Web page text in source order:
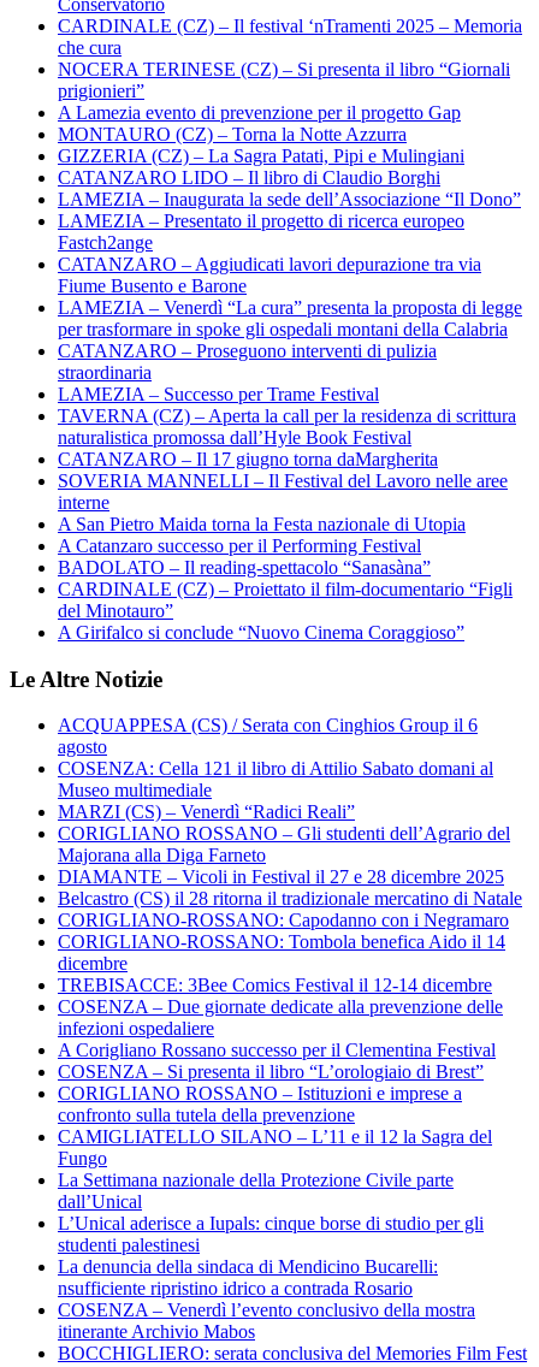
CARDINALE (CZ) – Il festival ‘nTramenti 2025 – Memoria
che cura
NOCERA TERINESE (CZ) – Si presenta il libro “Giornali
prigionieri”
A Lamezia evento di prevenzione per il progetto Gap
MONTAURO (CZ) – Torna la Notte Azzurra
GIZZERIA (CZ) – La Sagra Patati, Pipi e Mulingiani
CATANZARO LIDO – Il libro di Claudio Borghi
LAMEZIA – Inaugurata la sede dell’Associazione “Il Dono”
LAMEZIA – Presentato il progetto di ricerca europeo
Fastch2ange
CATANZARO – Aggiudicati lavori depurazione tra via
Fiume Busento e Barone
LAMEZIA – Venerdì “La cura” presenta la proposta di legge
per trasformare in spoke gli ospedali montani della Calabria
CATANZARO – Proseguono interventi di pulizia
straordinaria
LAMEZIA – Successo per Trame Festival
TAVERNA (CZ) – Aperta la call per la residenza di scrittura
naturalistica promossa dall’Hyle Book Festival
CATANZARO – Il 17 giugno torna daMargherita
SOVERIA MANNELLI – Il Festival del Lavoro nelle aree
interne
A San Pietro Maida torna la Festa nazionale di Utopia
A Catanzaro successo per il Performing Festival
BADOLATO – Il reading-spettacolo “Sanasàna”
CARDINALE (CZ) – Proiettato il film-documentario “Figli
del Minotauro”
A Girifalco si conclude “Nuovo Cinema Coraggioso”
Le Altre Notizie
ACQUAPPESA (CS) / Serata con Cinghios Group il 6
agosto
COSENZA: Cella 121 il libro di Attilio Sabato domani al
Museo multimediale
MARZI (CS) – Venerdì “Radici Reali”
CORIGLIANO ROSSANO – Gli studenti dell’Agrario del
Majorana alla Diga Farneto
DIAMANTE – Vicoli in Festival il 27 e 28 dicembre 2025
Belcastro (CS) il 28 ritorna il tradizionale mercatino di Natale
CORIGLIANO-ROSSANO: Capodanno con i Negramaro
CORIGLIANO-ROSSANO: Tombola benefica Aido il 14
dicembre
TREBISACCE: 3Bee Comics Festival il 12-14 dicembre
COSENZA – Due giornate dedicate alla prevenzione delle
infezioni ospedaliere
A Corigliano Rossano successo per il Clementina Festival
COSENZA – Si presenta il libro “L’orologiaio di Brest”
CORIGLIANO ROSSANO – Istituzioni e imprese a
confronto sulla tutela della prevenzione
CAMIGLIATELLO SILANO – L’11 e il 12 la Sagra del
Fungo
La Settimana nazionale della Protezione Civile parte
dall’Unical
L’Unical aderisce a Iupals: cinque borse di studio per gli
studenti palestinesi
La denuncia della sindaca di Mendicino Bucarelli:
nsufficiente ripristino idrico a contrada Rosario
COSENZA – Venerdì l’evento conclusivo della mostra
itinerante Archivio Mabos
BOCCHIGLIERO: serata conclusiva del Memories Film Fest